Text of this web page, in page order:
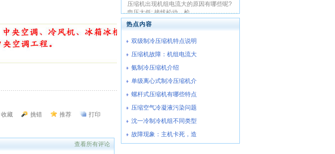
收藏 挑错 推荐 打印
查看所有评论
压缩机出现机组电流大的原因有哪些呢?
电压太低; 接线松动，检...
热点内容
双级制冷压缩机特点说明
压缩机故障：机组电流大
氨制冷压缩机介绍
单级离心式制冷压缩机介
螺杆式压缩机有哪些特点
压缩空气冷凝液污染问题
沈一冷制冷机组不同类型
故障现象：主机卡死，造